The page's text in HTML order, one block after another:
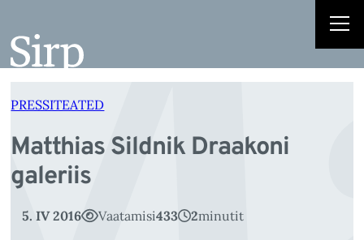
juurde
PRESSITEATED
Matthias Sildnik Draakoni
galeriis
5. IV 2016 Vaatamisi433 2minutit